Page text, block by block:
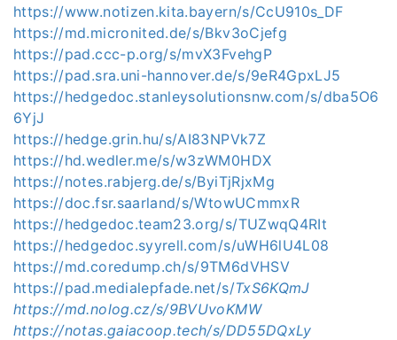
https://www.notizen.kita.bayern/s/CcU910s_DF
https://md.micronited.de/s/Bkv3oCjefg
https://pad.ccc-p.org/s/mvX3FvehgP
https://pad.sra.uni-hannover.de/s/9eR4GpxLJ5
https://hedgedoc.stanleysolutionsnw.com/s/dba5O6
6YjJ
https://hedge.grin.hu/s/AI83NPVk7Z
https://hd.wedler.me/s/w3zWM0HDX
https://notes.rabjerg.de/s/ByiTjRjxMg
https://doc.fsr.saarland/s/WtowUCmmxR
https://hedgedoc.team23.org/s/TUZwqQ4RIt
https://hedgedoc.syyrell.com/s/uWH6lU4L08
https://md.coredump.ch/s/9TM6dVHSV
https://pad.medialepfade.net/s/TxS6KQmJ
https://md.nolog.cz/s/9BVUvoKMW
https://notas.gaiacoop.tech/s/DD55DQxLy